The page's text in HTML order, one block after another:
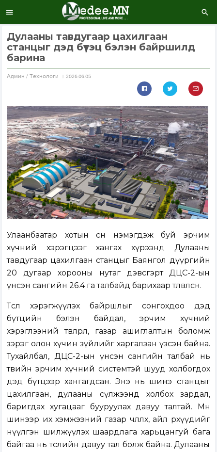
Дулааны тавдугаар цахилгаан
станцыг дэд бүтэц бэлэн байршилд
барина
Aдмин / Технологи 2026.06.05
Улаанбаатар хотын өсөн нэмэгдэж буй эрчим
хүчний хэрэгцээг хангах хүрээнд Дулааны
тавдугаар цахилгаан станцыг Баянгол дүүргийн
20 дугаар хорооны нутаг дэвсгэрт ДЦС-2-ын
үнсэн сангийн 26.4 га талбайд барихаар төлөвлөсөн.
Төсөл хэрэгжүүлэх байршлыг сонгохдоо дэд
бүтцийн бэлэн байдал, эрчим хүчний
хэрэглээний төвлөрөл, газар ашиглалтын боломж
зэрэг олон хүчин зүйлийг харгалзан үзсэн байна.
Тухайлбал, ДЦС-2-ын үнсэн сангийн талбай нь
төвийн эрчим хүчний системтэй шууд холбогдох
дэд бүтцээр хангагдсан. Энэ нь шинэ станцыг
цахилгаан, дулааны сүлжээнд холбох зардал,
баригдах хугацааг бууруулах давуу талтай. Мөн
шинээр их хэмжээний газар чөлөөлөх, айл өрхүүдийг
нүүлгэн шилжүүлэх шаардлага харьцангуй бага
байгаа нь төслийн давуу тал болж байна. Дулааны